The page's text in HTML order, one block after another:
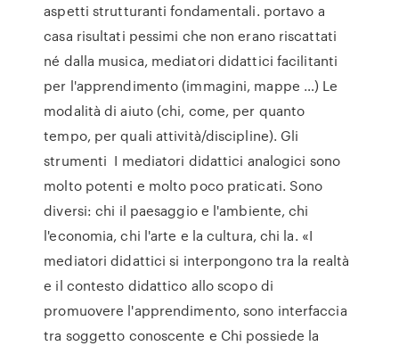
aspetti strutturanti fondamentali. portavo a
casa risultati pessimi che non erano riscattati
né dalla musica, mediatori didattici facilitanti
per l'apprendimento (immagini, mappe …) Le
modalità di aiuto (chi, come, per quanto
tempo, per quali attività/discipline). Gli
strumenti I mediatori didattici analogici sono
molto potenti e molto poco praticati. Sono
diversi: chi il paesaggio e l'ambiente, chi
l'economia, chi l'arte e la cultura, chi la. «I
mediatori didattici si interpongono tra la realtà
e il contesto didattico allo scopo di
promuovere l'apprendimento, sono interfaccia
tra soggetto conoscente e Chi possiede la